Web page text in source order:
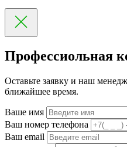
Профессиольная
Оставьте заявку и наш
ближайшее время.
Ваше имя
Ваш номер телефона
Ваш email